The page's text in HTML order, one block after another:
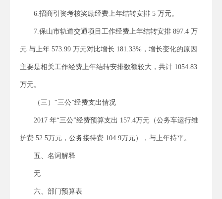
6.招商引资考核奖励经费上年结转安排 5 万元。
7.保山市轨道交通项目工作经费上年结转安排 897.4 万
元 与上年 573.99 万元对比增长 181.33%，增长变化的原因
主要是相关工作经费上年结转安排数额较大，共计 1054.83
万元。
（三）“三公”经费支出情况
2017 年“三公”经费预算支出 157.4万元（公务车运行维
护费 52.5万元，公务接待费 104.9万元），与上年持平。
五、名词解释
无
六、部门预算表